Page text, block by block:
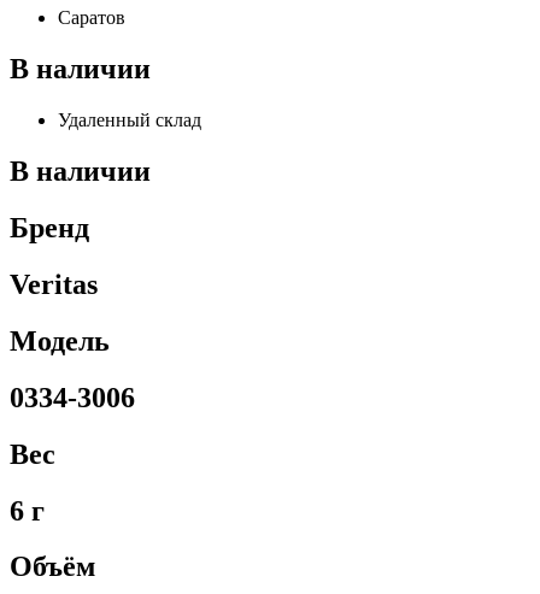
Саратов
В наличии
Удаленный склад
В наличии
Бренд
Veritas
Модель
0334-3006
Вес
6 г
Объём